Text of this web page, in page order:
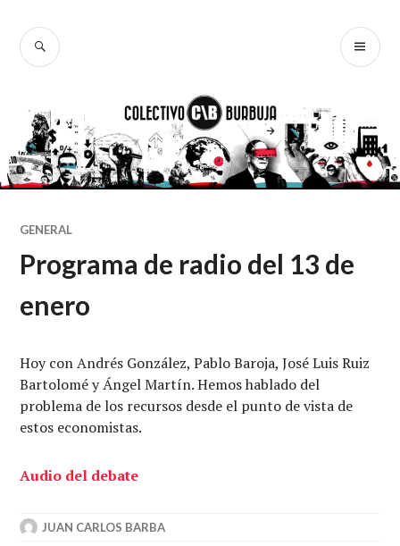
contenido
BUSCAR
GENERAL
Programa de radio del 13 de
enero
Hoy con Andrés González, Pablo Baroja, José Luis Ruiz
Bartolomé y Ángel Martín. Hemos hablado del
problema de los recursos desde el punto de vista de
estos economistas.
Audio del debate
JUAN CARLOS BARBA